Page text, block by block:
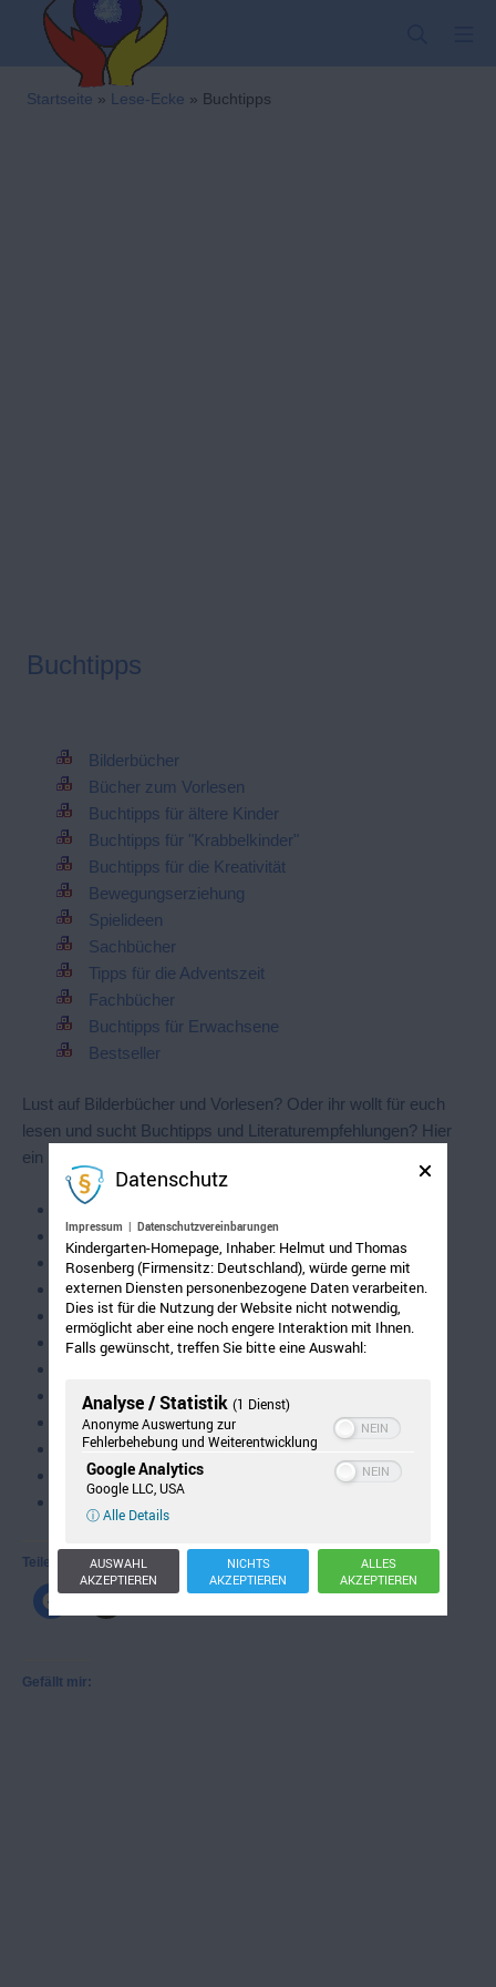
springen
Kindergarten-
Startseite » Lese-Ecke » Buchtipps
Buchtipps
Bilderbücher
Bücher zum Vorlesen
Buchtipps für ältere Kinder
Buchtipps für "Krabbelkinder"
Buchtipps für die Kreativität
Bewegungserziehung
Spielideen
Sachbücher
Tipps für die Adventszeit
Fachbücher
Buchtipps für Erwachsene
Bestseller
Lust auf Bilderbücher und Vorlesen? Oder ihr wollt für euch
lesen und sucht Buchtipps und Literaturempfehlungen? Hier
ein paar Ideen zur Lektüre:
Bilderbücher
Bücher zum Vorlesen
Buchtipps für ältere Kinder
Buchtipps für "Krabbelkinder"
Buchtipps für die Kreativität
Bewegungserziehung
Sachbücher
Tipps für die Adventszeit
Fachbücher
Buchtipps für Erwachsene
Bestseller
Teilen mit:
Gefällt mir:
Datenschutz
Impressum | Datenschutzvereinbarungen
Kindergarten-Homepage, Inhaber: Helmut und Thomas
Rosenberg (Firmensitz: Deutschland), würde gerne mit
externen Diensten personenbezogene Daten verarbeiten.
Dies ist für die Nutzung der Website nicht notwendig,
ermöglicht aber eine noch engere Interaktion mit Ihnen.
Falls gewünscht, treffen Sie bitte eine Auswahl:
Analyse / Statistik (1 Dienst)
Anonyme Auswertung zur
Fehlerbehebung und Weiterentwicklung
Google Analytics
Google LLC, USA
ⓘ Alle Details
AUSWAHL
AKZEPTIEREN
NICHTS
AKZEPTIEREN
ALLES
AKZEPTIEREN